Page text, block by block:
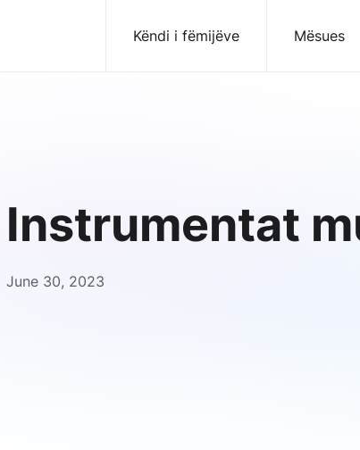
Këndi i fëmijëve Mësues
Instrumentat
June 30, 2023